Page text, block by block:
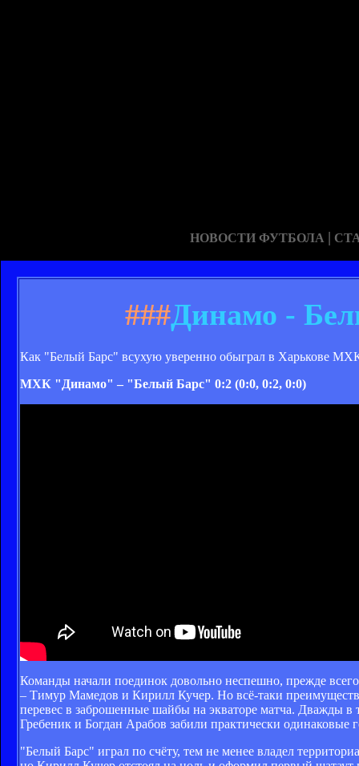
НОВОСТИ ФУТБОЛА |
###Динамо -
Как "Белый Барс" всухую уверенно обыграл в Харькове
МХК "Динамо" – "Белый Барс" 0:2 (0:0, 0:2, 0:0)
Команды начали поединок довольно неспешно, прежде
– Тимур Мамедов и Кирилл Кучер. Но всё-таки
перевес в заброшенные шайбы на экваторе матча. Дважды в
Гребеник и Богдан Арабов забили практически одинаковые
"Белый Барс" играл по счёту, тем не менее владел